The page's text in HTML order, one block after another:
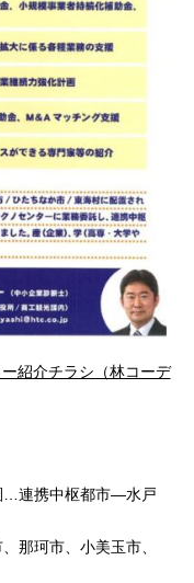
紹介チラシ（林コーデ
…連携中枢都市―水戸
那珂市、小美玉市、